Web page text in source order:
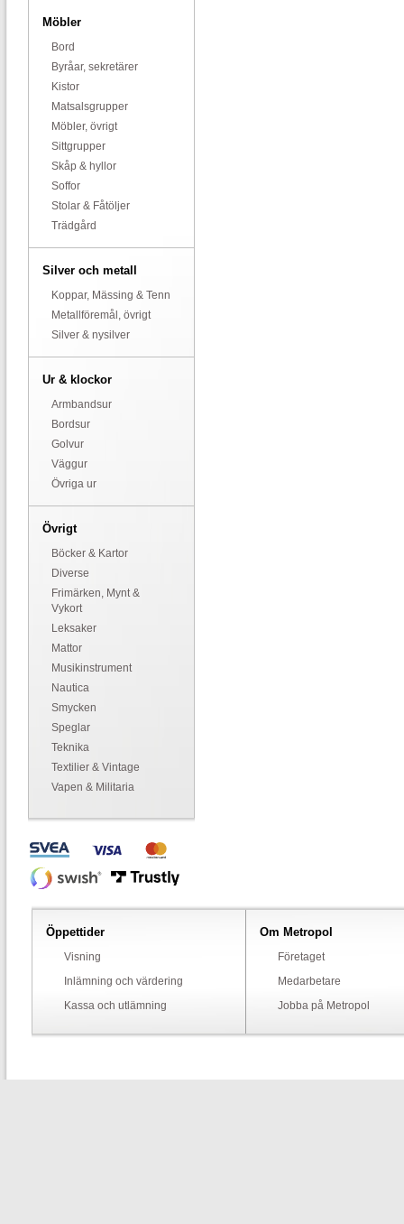
Möbler
Bord
Byråar, sekretärer
Kistor
Matsalsgrupper
Möbler, övrigt
Sittgrupper
Skåp & hyllor
Soffor
Stolar & Fåtöljer
Trädgård
Silver och metall
Koppar, Mässing & Tenn
Metallföremål, övrigt
Silver & nysilver
Ur & klockor
Armbandsur
Bordsur
Golvur
Väggur
Övriga ur
Övrigt
Böcker & Kartor
Diverse
Frimärken, Mynt &
Vykort
Leksaker
Mattor
Musikinstrument
Nautica
Smycken
Speglar
Teknika
Textilier & Vintage
Vapen & Militaria
Öppettider
Visning
Inlämning och värdering
Kassa och utlämning
Om Metropol
Företaget
Medarbetare
Jobba på Metropol